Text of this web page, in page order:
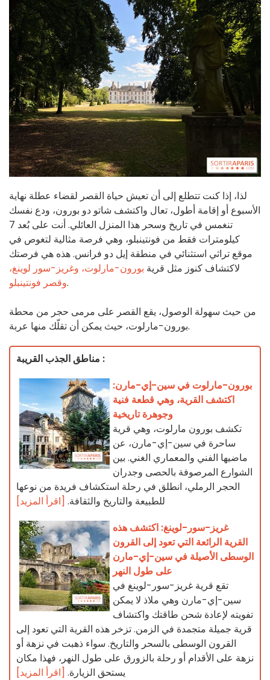
لذا، إذا كنت تتطلع إلى أن تعيش حياة القصر لقضاء عطلة نهاية
الأسبوع أو إقامة أطول، تعال واكتشف شاتو دو بورون، ودع نفسك
تنغمس في تاريخ وسحر هذا المنزل العائلي. أنت على بُعد 7
كيلومترات فقط من فونتينبلو، وهي فرصة مثالية لتغوص في
موقع تراثي استثنائي في منطقة إيل دو فرانس. هذه هي فرصتك
لاكتشاف كنوز مثل قرية بورون-مارلوت، وغريز-سور لوينغ،
وقصر فونتينبلو.
من حيث سهولة الوصول، يقع القصر على مرمى حجر من محطة
بورون-مارلوت، حيث يمكن أن تقلّك منها عربة.
مناطق الجذب القريبة :
بورون-مارلوت في سين-إي-مارن:
اكتشف القرية، وهي قطعة فنية
وجوهرة تاريخية
تكشف بورون مارلوت، وهي قرية
ساحرة في سين-إي-مارن، عن
ماضيها الفني والمعماري الغني. بين
الشوارع المرصوفة بالحصى وجدران
الحجر الرملي، انطلق في رحلة استكشاف فريدة من نوعها
للطبيعة والتاريخ والثقافة. [اقرأ المزيد]
غريز-سور-لوينغ: اكتشف هذه
القرية الرائعة التي تعود إلى القرون
الوسطى الأصيلة في سين-إي-مارن
على طول النهر
تقع قرية غريز-سور-لوينغ في
سين-إي-مارن وهي ملاذ لا يمكن
تفويته لإعادة شحن طاقتك واكتشاف
قرية جميلة متجمدة في الزمن. تزخر هذه القرية التي تعود إلى
القرون الوسطى بالسحر والتاريخ. سواء ذهبت في نزهة أو
نزهة على الأقدام أو رحلة بالزورق على طول النهر، فهذا مكان
يستحق الزيارة. [اقرأ المزيد]